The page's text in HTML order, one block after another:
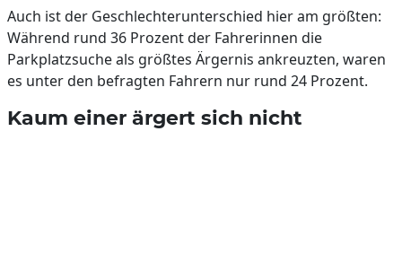
Auch ist der Geschlechterunterschied hier am größten:
Während rund 36 Prozent der Fahrerinnen die
Parkplatzsuche als größtes Ärgernis ankreuzten, waren
es unter den befragten Fahrern nur rund 24 Prozent.
Kaum einer ärgert sich nicht